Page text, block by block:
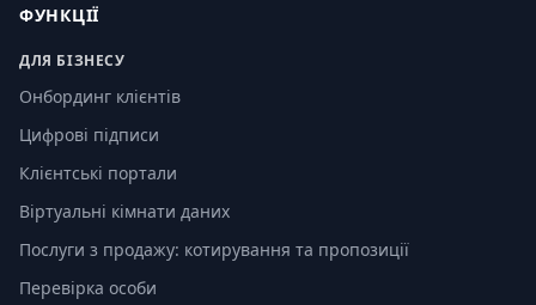
ФУНКЦІЇ
ДЛЯ БІЗНЕСУ
Онбординг клієнтів
Цифрові підписи
Клієнтські портали
Віртуальні кімнати даних
Послуги з продажу: котирування та пропозиції
Перевірка особи